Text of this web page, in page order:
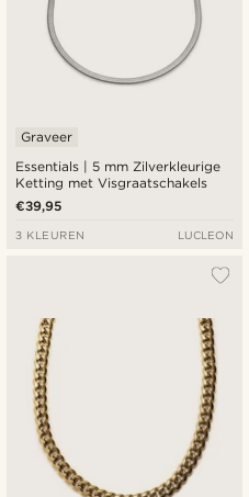
Essentials | 5 mm Zilverkleurige
Ketting met Visgraatschakels
Graveer
€39,95
3 KLEUREN LUCLEON